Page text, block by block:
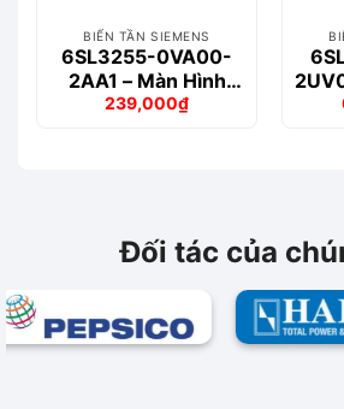
BIẾN TẦN SIEMENS
6SL3255-0VA00-
2AA1 – Màn Hình
BOP V20
Giá
239,000₫
Giá
Đối tác của